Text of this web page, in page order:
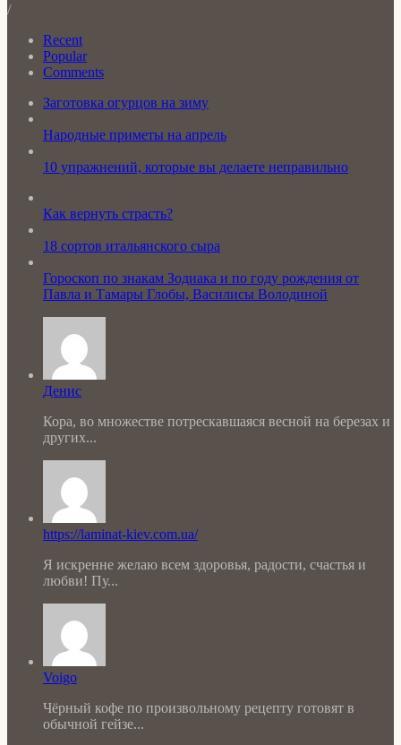
/
Recent
Popular
Comments
Заготовка огурцов на зиму
Народные приметы на апрель
10 упражнений, которые вы делаете неправильно
Как вернуть страсть?
18 сортов итальянского сыра
Гороскоп по знакам Зодиака и по году рождения от
Павла и Тамары Глобы, Василисы Володиной
Денис
Кора, во множестве потрескавшаяся весной на березах и
других...
https://laminat-kiev.com.ua/
Я искренне желаю всем здоровья, радости, счастья и
любви! Пу...
Voigo
Чёрный кофе по произвольному рецепту готовят в
обычной гейзе...